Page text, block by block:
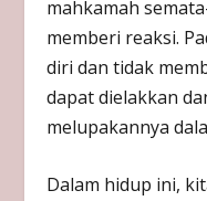
mahkamah
memberi reaksi.
diri dan tidak
dapat dielakkan
melupakannya
Dalam hidup ini,